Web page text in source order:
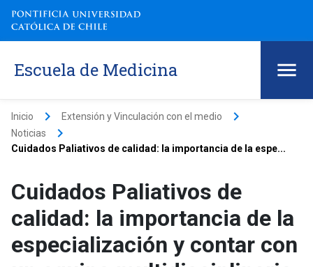
Escuela de Medicina
Inicio keyboard_arrow_right Extensión y Vinculación con el medio keyboard_arrow_right
Noticias keyboard_arrow_right
Cuidados Paliativos de calidad: la importancia de la espe...
Cuidados Paliativos de
calidad: la importancia de la
especialización y contar con